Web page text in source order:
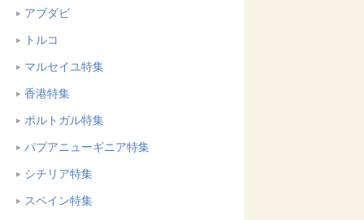
アブダビ
トルコ
マルセイユ特集
香港特集
ポルトガル特集
パプアニューギニア特集
シチリア特集
スペイン特集